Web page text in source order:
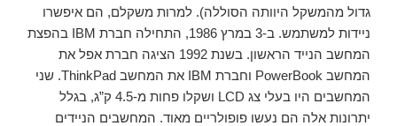
גדול מהמשקל היוותה הסוללה). למרות משקלם, הם איפשרו
ניידות למשתמש. ב-3 במרץ 1986, התחילה חברת IBM בהפצת
המחשב הנייד הראשון. בשנת 1992 הציגה חברת אפל את
המחשב PowerBook וחברת IBM את המחשב ThinkPad. שני
המחשבים היו בעלי צג LCD ושקלו פחות מ-4.5 ק”ג, בגלל
יתרונות אלה הם נעשו פופולריים מאוד. המחשבים הניידים